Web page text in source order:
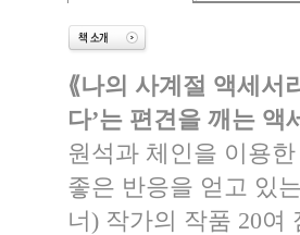
⟪나의 사계절 액세서
다’는 편견을 깨는
원석과 체인을 이용
좋은 반응을 얻고 있
너) 작가의 작품 20여